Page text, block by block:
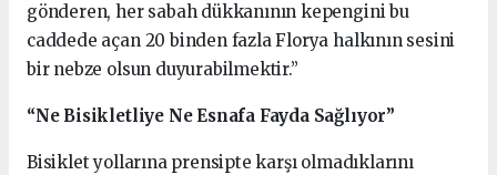
gönderen, her sabah dükkanının kepengini bu
caddede açan 20 binden fazla Florya halkının sesini
bir nebze olsun duyurabilmektir.”
“Ne Bisikletliye Ne Esnafa Fayda Sağlıyor”
Bisiklet yollarına prensipte karşı olmadıklarını